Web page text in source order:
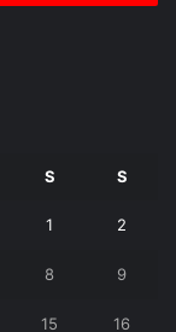
S S
1 2
8 9
15 16